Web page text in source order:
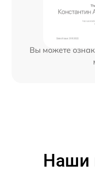
Вы можете
Наши